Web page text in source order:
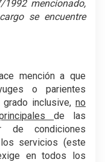
mencionado,
se encuentre
mención a que
o parientes
inclusive, no
de las
de condiciones
servicios (este
en todos los